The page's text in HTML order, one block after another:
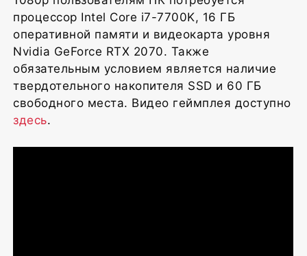
процессор Intel Core i7-7700K, 16 ГБ
оперативной памяти и видеокарта уровня
Nvidia GeForce RTX 2070. Также
обязательным условием является наличие
твердотельного накопителя SSD и 60 ГБ
свободного места. Видео геймплея доступно
здесь.